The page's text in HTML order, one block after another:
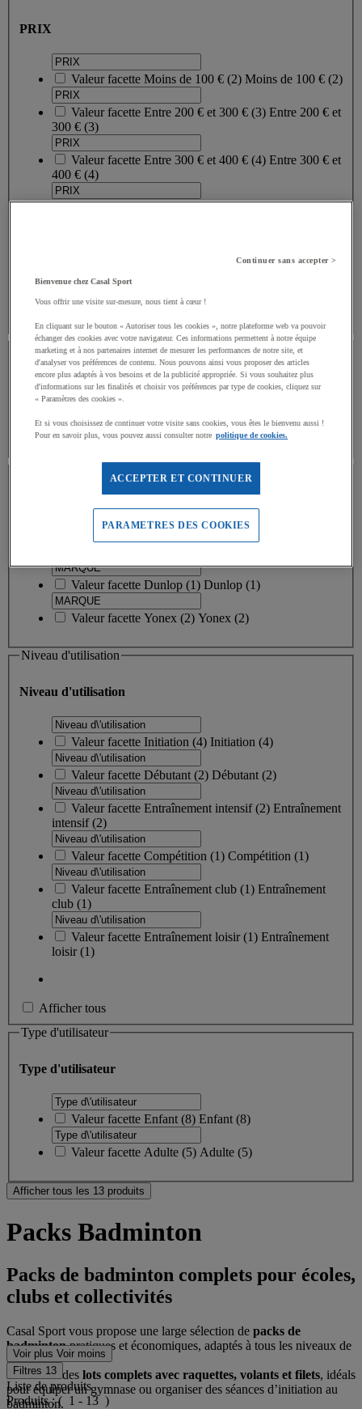
PRIX
Valeur facette Moins de 100 € (2) Moins de 100 € (2)
Valeur facette Entre 200 € et 300 € (3) Entre 200 € et
300 € (3)
Valeur facette Entre 300 € et 400 € (4) Entre 300 € et
400 € (4)
Valeur facette Entre 400 € et 500 €(2) Entre 400 € et
Plus de 500 €
(2)
Stock
Disponibilité
Oui(13)
Valeur facette Dunlop (1) Dunlop (1)
Valeur facette Yonex (2) Yonex (2)
Niveau d'utilisation
Niveau d'utilisation
Valeur facette Initiation (4) Initiation (4)
Valeur facette Débutant (2) Débutant (2)
Valeur facette Entraînement intensif(2) Entraînement
intensif(2)
Valeur facette Compétition (1) Compétition (1)
Valeur facette Entraînement club (1) Entraînement
club (1)
Valeur facette Entraînement loisir(1) Entraînement
loisir(1)
Afficher tous
Type d'utilisateur
Type d'utilisateur
Valeur facette Enfant(8) Enfant(8)
Valeur facette Adulte (5) Adulte (5)
Afficher tous les 13 produits
Packs Badminton
Packs de badminton complets pour écoles,
clubs et collectivités
Casal Sport vous propose une large sélection de packs de
badmintonpratiques et économiques, adaptés à tous les niveaux de
pratique.
Retrouvez des lots complets avec raquettes, volants et filets, idéals
pour équiper un gymnase ou organiser des séances d’initiation au
badminton.
Voir plus Voir moins
Filtres 13
Liste de produits
Produits :( 1 - 13 )
Continuer sans accepter >
Bienvenue chez Casal Sport
Vous offrir une visite sur-mesure, nous tient à cœur !
En cliquant sur le bouton « Autoriser tous les cookies », notre plateforme web va pouvoir
échanger des cookies avec votre navigateur. Ces informations permettent à notre équipe
marketing et à nos partenaires internet de mesurer les performances de notre site, et
d'analyser vos préférences de contenu. Nous pouvons ainsi vous proposer des articles
encore plus adaptés à vos besoins et de la publicité appropriée. Si vous souhaitez plus
d'informations sur les finalités et choisir vos préférences par type de cookies, cliquez sur
« Paramètres des cookies ».
Et si vous choisissez de continuer votre visite sans cookies, vous êtes le bienvenu aussi !
Pour en savoir plus, vous pouvez aussi consulter notre politique de cookies.
ACCEPTER ET CONTINUER
PARAMETRES DES COOKIES